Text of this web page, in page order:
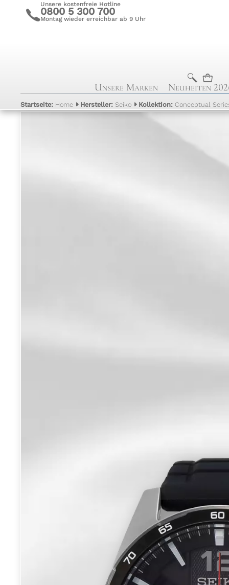
c
Unsere kostenfreie Hotline
0800 5 300 700
Montag wieder erreichbar ab 9 Uhr
b n
Unsere Marken Neuheiten
Startseite: Home Hersteller:Seiko Kollektion: Conceptual